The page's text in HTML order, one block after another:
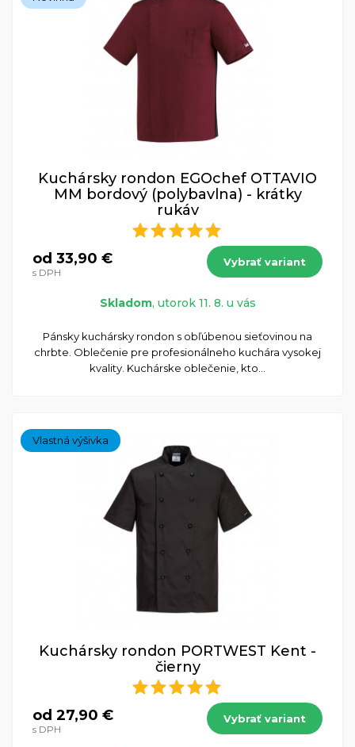
Kuchársky rondon EGOchef OTTAVIO
MM bordový (polybavlna) - krátky
rukáv
od 33,90 €
s DPH
Vybrať variant
Skladom, utorok 11. 8. u vás
Pánsky kuchársky rondon s obľúbenou sieťovinou na
chrbte. Oblečenie pre profesionálneho kuchára vysokej
kvality. Kuchárske oblečenie, kto...
Vlastná výšivka
Kuchársky rondon PORTWEST Kent -
čierny
od 27,90 €
s DPH
Vybrať variant